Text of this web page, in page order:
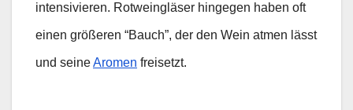
intensivieren. Rotweingläser hingegen haben oft
einen größeren “Bauch”, der den Wein atmen lässt
und seineAromen freisetzt.